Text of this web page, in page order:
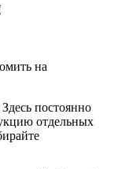
на
постоянно
отдельных